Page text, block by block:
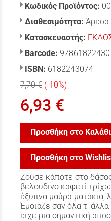
Κωδικός Προϊόντος:
Διαθεσιμότητα: Άμεσα
Κατασκευαστής:
Barcode:
ISBN: 6182243074
7,70 € (-10%)
6,93 €
Προσθήκη στο Καλάθι
Προσθήκη στο
Ζούσε κάποτε στο
βελούδινο καφετί
έξυπνα μαύρα ματάκια,
Έμοιαζε σαν όλα τ'
είχε μια σημαντική